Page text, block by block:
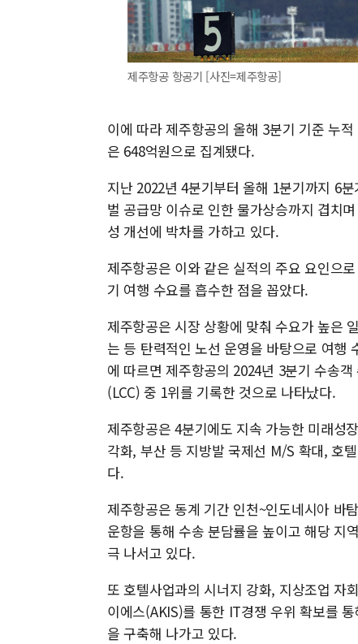
제주항공 항공기 [사진=제주항공]
이에 따라 제주항공의 올해 3분기 기준 누
은 648억원으로 집계됐다.
지난 2022년 4분기부터 올해 1분기까지 6
벌 공급망 이슈로 인한 물가상승까지 겹치
성 개선에 박차를 가하고 있다.
제주항공은 이와 같은 실적의 주요 요인으
기 여행 수요를 흡수한 점을 꼽았다.
제주항공은 시장 상황에 맞춰 수요가 높은
는 등 탄력적인 노선 운영을 바탕으로 여행
에 따르면 제주항공의 2024년 3분기 수송
(LCC) 중 1위를 기록한 것으로 나타났다.
제주항공은 4분기에도 지속 가능한 미래성
각화, 부산 등 지방발 국제선 M/S 확대, 호
다.
제주항공은 동계 기간 인천~인도네시아 바
운항을 통해 수송 분담률을 높이고 해당 지
극 나서고 있다.
또 호텔사업과의 시너지 강화, 지상조업 자
이에스(AKIS)를 통한 IT경쟁 우위 확보를
을 구축해 나가고 있다.